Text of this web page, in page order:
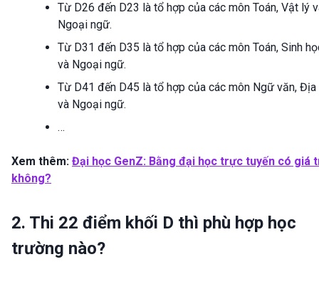
Từ D26 đến D23 là tổ hợp của các môn Toán, Vật lý
Ngoại ngữ.
Từ D31 đến D35 là tổ hợp của các môn Toán, Sinh
và Ngoại ngữ.
Từ D41 đến D45 là tổ hợp của các môn Ngữ văn, Địa
và Ngoại ngữ.
…
Xem thêm: Đại học GenZ: Bằng đại học trực tuyến có giá
không?
2. Thi 22 điểm khối D thì phù hợp học
trường nào?